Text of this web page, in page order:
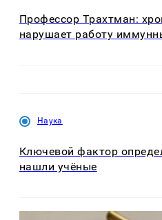
Профессор Трахтман:
нарушает работу
Наука
Ключевой фактор
нашли учёные